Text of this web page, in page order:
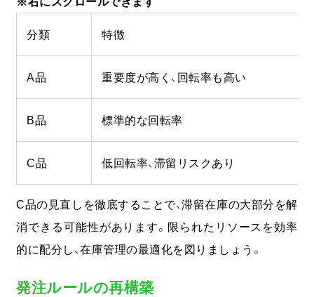
分類 特徴
A品 重要度が高く、回転率も高い
B品 標準的な回転率
C品 低回転率、滞留リスクあり
C品の見直しを徹底することで、滞留在庫の大部分を解
消できる可能性があります。限られたリソースを効率
的に配分し、在庫管理の最適化を図りましょう。
発注ルールの再構築